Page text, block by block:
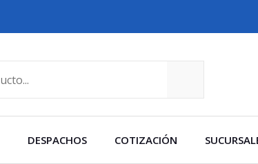
DESPACHOS COTIZACIÓN